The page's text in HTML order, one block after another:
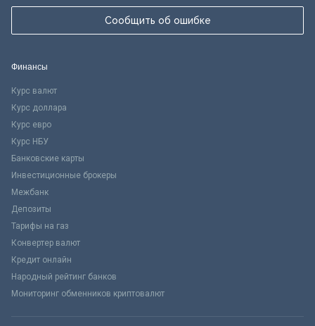
Сообщить об ошибке
Финансы
Курс валют
Курс доллара
Курс евро
Курс НБУ
Банковские карты
Инвестиционные брокеры
Межбанк
Депозиты
Тарифы на газ
Конвертер валют
Кредит онлайн
Народный рейтинг банков
Мониторинг обменников криптовалют